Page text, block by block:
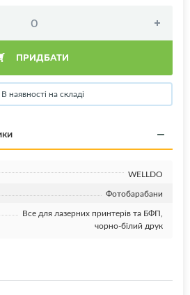
ПРИДБАТИ
В наявності на складі
WELLDO
Фотобарабани
Все для лазерних принтерів та БФП,
чорно-білий друк